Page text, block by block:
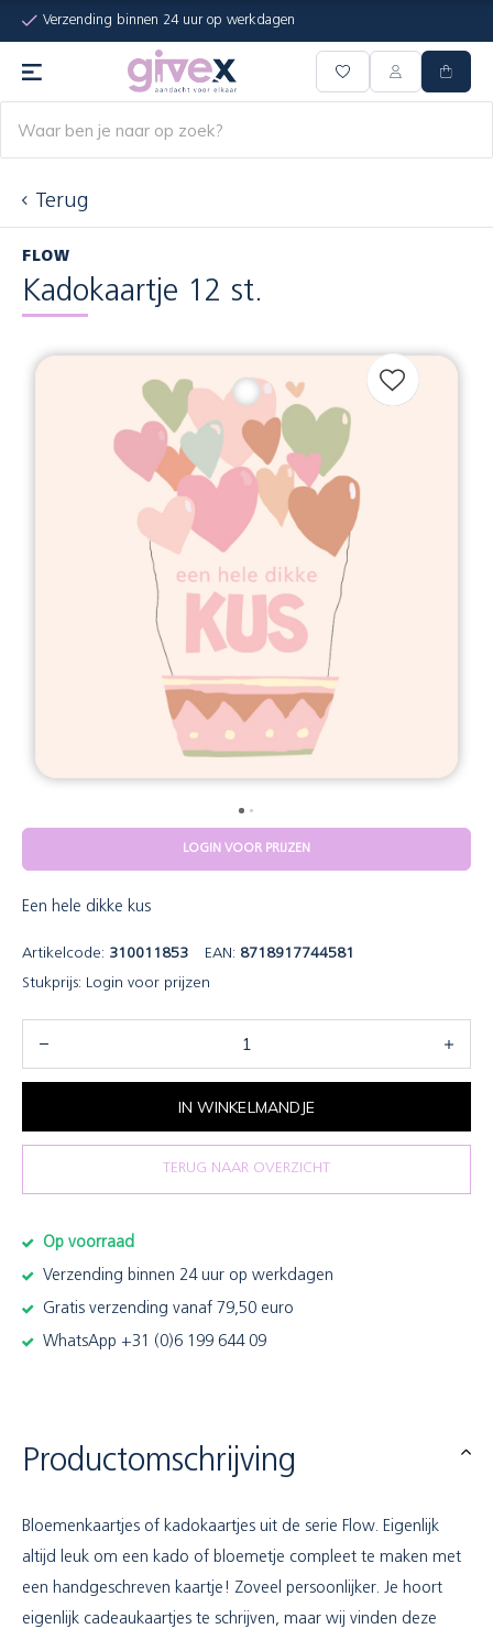
Verzending binnen 24 uur op werkdagen
Terug
FLOW
Kadokaartje 12 st.
LOGIN VOOR PRIJZEN
Een hele dikke kus
Artikelcode: 310011853 EAN: 8718917744581
Stukprijs: Login voor prijzen
IN WINKELMANDJE
TERUG NAAR OVERZICHT
Op voorraad
Verzending binnen 24 uur op werkdagen
Gratis verzending vanaf 79,50 euro
WhatsApp +31 (0)6 199 644 09
Productomschrijving
Bloemenkaartjes of kadokaartjes uit de serie Flow. Eigenlijk
altijd leuk om een kado of bloemetje compleet te maken met
een handgeschreven kaartje! Zoveel persoonlijker. Je hoort
eigenlijk cadeaukaartjes te schrijven, maar wij vinden deze